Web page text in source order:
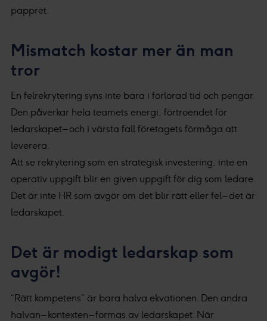
pappret.
Mismatch kostar mer än man
tror
En felrekrytering syns inte bara i förlorad tid och pengar.
Den påverkar hela teamets energi, förtroendet för
ledarskapet – och i värsta fall företagets förmåga att
leverera.
Att se rekrytering som en strategisk investering, inte en
operativ uppgift blir en given uppgift för dig som ledare.
Det är inte HR som avgör om det blir rätt eller fel – det är
ledarskapet.
Det är modigt ledarskap som
avgör!
“Rätt kompetens” är bara halva ekvationen. Den andra
halvan – kontexten – formas av ledarskapet. När